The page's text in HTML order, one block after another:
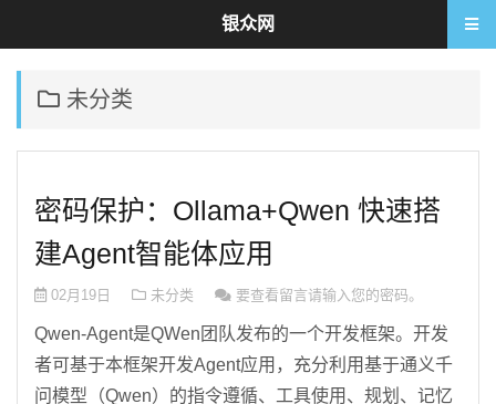
未分类
密码保护：Ollama+Qwen 快速搭
建Agent智能体应用
02月19日 未分类 要查看留言请输入您的密码。
Qwen-Agent是QWen团队发布的一个开发框架。开发
者可基于本框架开发Agent应用，充分利用基于通义千
问模型（Qwen）的指令遵循、工具使用、规划、记忆
银众网